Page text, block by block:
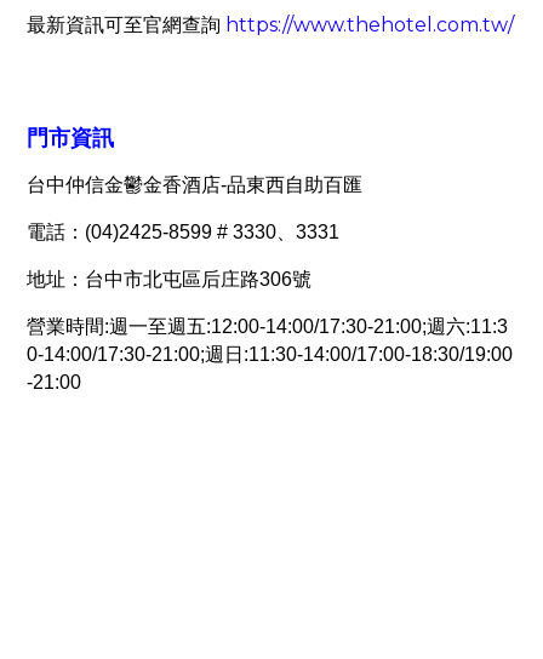
最新資訊可至官網查詢 https://www.thehotel.com.tw/
門市資訊
台中仲信金鬱金香酒店-品東西自助百匯
電話： (04)2425-8599 # 3330、3331
地址： 台中市北屯區后庄路306號
營業時間:週一至週五:12:00-14:00/17:30-21:00;週六:11:3
0-14:00/17:30-21:00;週日:11:30-14:00/17:00-18:30/19:00
-21:00